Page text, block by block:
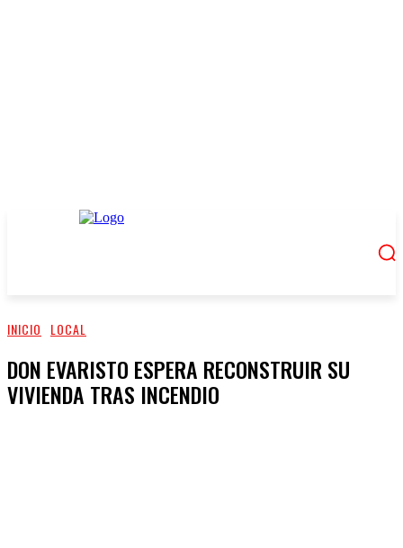
INICIO LOCAL
DON EVARISTO ESPERA RECONSTRUIR SU
VIVIENDA TRAS INCENDIO